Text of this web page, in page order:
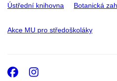
Ústřední knihovna Botanická
Akce MU pro středoškoláky
Facebook
Instagram